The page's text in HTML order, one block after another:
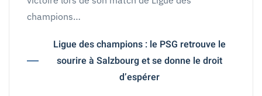
champions…
Ligue des champions : le PSG retrouve le
sourire à Salzbourg et se donne le droit
d’espérer